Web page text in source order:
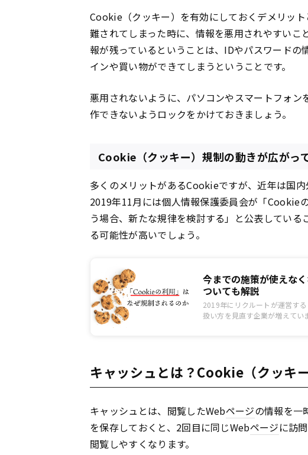
Cookie（クッキー）を有効にしておくデメリッ
難されてしまった時に、情報を悪用されやすいこ
報が残っているということは、IDやパスワード
インや買い物ができてしまうということです。
悪用されないように、パソコンやスマートフォ
作できないようロックをかけておきましょう。
Cookie（クッキー）規制の動きが広がっ
多くのメリットがあるCookieですが、近年は国内
2019年11月には個人情報保護委員会が「Cookie
う場合、新たな規律を検討する」と公表してい
る可能性が高いでしょう。
今までの施策が使えな
ついても解説
2019年にリクルートが運営す
扱い方を見直す企業が増えてい
キャッシュとは？Cookie（クッキ
キャッシュとは、閲覧したWebページの情報を一
を保存しておくと、2回目に同じWebページに訪
閲覧しやすくなります。